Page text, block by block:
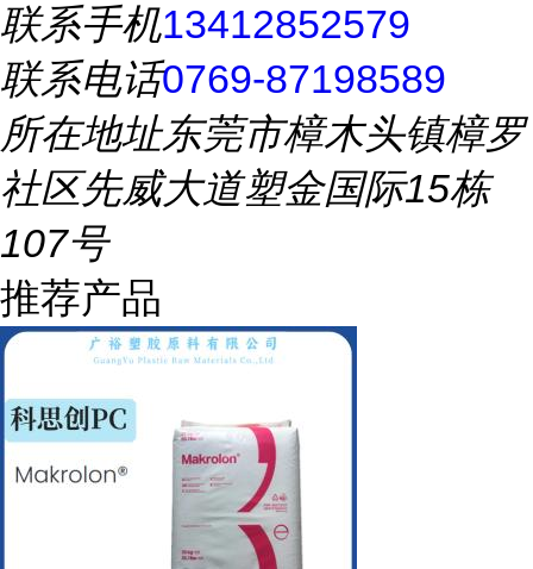
联系手机13412852579
联系电话0769-87198589
所在地址东莞市樟木头镇樟罗
社区先威大道塑金国际15栋
107号
推荐产品